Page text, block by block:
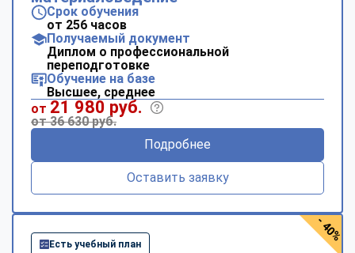
Срок обучения
от 256 часов
Получаемый документ
Диплом о профессиональной
переподготовке
Обучение на базе
Высшее, среднее
от 21 980 руб.
от 36 630 руб.
Подробнее
Оставить заявку
Есть учебный план
- 40%